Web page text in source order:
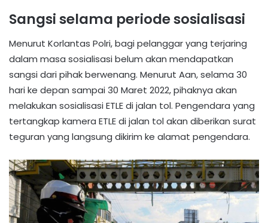
Sangsi selama periode sosialisasi
Menurut Korlantas Polri, bagi pelanggar yang terjaring
dalam masa sosialisasi belum akan mendapatkan
sangsi dari pihak berwenang. Menurut Aan, selama 30
hari ke depan sampai 30 Maret 2022, pihaknya akan
melakukan sosialisasi ETLE di jalan tol. Pengendara yang
tertangkap kamera ETLE di jalan tol akan diberikan surat
teguran yang langsung dikirim ke alamat pengendara.